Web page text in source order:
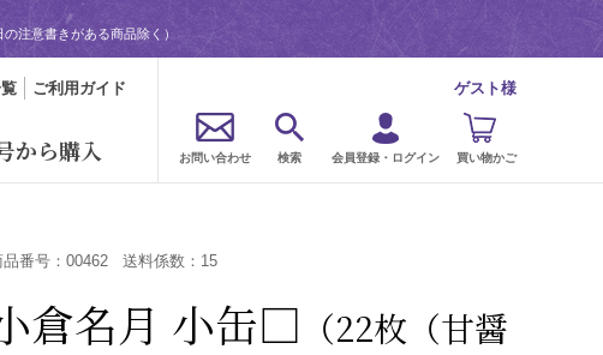
注意書きがある商品除く）
ご利用ガイド
から購入
ゲスト様
お問い合わせ 検索 会員登録・ログイン 買い物かご
番号： 00462 送料係数： 15
倉名月 小缶□ （22枚（甘醤